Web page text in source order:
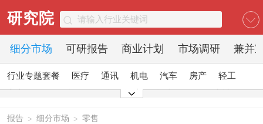
研究院
细分市场 可研报告 商业计划 市场调研 兼并
行业专题套餐 医疗 通讯 机电 汽车 房产
轻工
酒店
报告 > 细分市场 > 零售